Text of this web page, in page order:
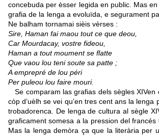
concebuda per èsser legida en public. Mas
grafia de la lenga a evoluïda, e segurament
Ne balham tornamai sièis vèrses :
Sire, Haman fai maou tout ce que deou,
Car Mourdacay, vostre fideou,
Haman a tout moument se flatte
Que vaou lou teni soute sa patte ;
A emprepré de lou péri
Per puleou lou faire mouri.
Se comparam las grafias dels sègles XIVen
còp d’uèlh se vei qu’en tres cent ans la lenga
trobadorenca. De lenga de cultura al sègle
graficament somesa a la pression del francés
Mas la lenga demòra ça que la literària per